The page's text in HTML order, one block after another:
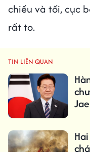
chiều và tối, cục
rất to.
TIN LIÊN QUAN